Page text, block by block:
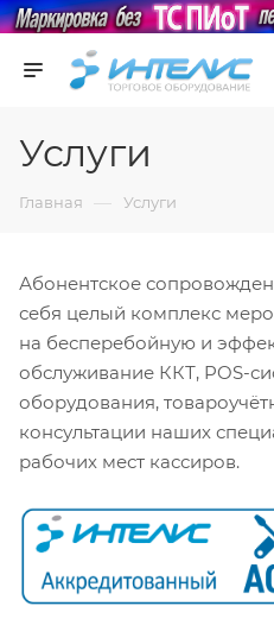
Услуги
Главная — Услуги
Абонентское
себя целый комплекс
на бесперебойную и
обслуживание ККТ, POS-
оборудования,
консультации наших
рабочих мест кассиров.